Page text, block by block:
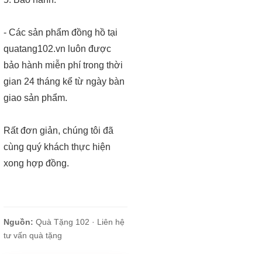
- Các sản phẩm đồng hồ tại
quatang102.vn luôn được
bảo hành miễn phí trong thời
gian 24 tháng kể từ ngày bàn
giao sản phẩm.
Rất đơn giản, chúng tôi đã
cùng quý khách thực hiện
xong hợp đồng.
Nguồn: Quà Tặng 102 · Liên hệ
tư vấn quà tặng